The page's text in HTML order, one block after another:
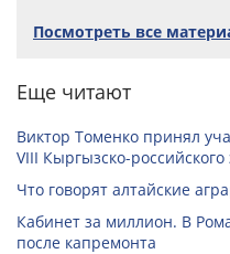
Посмотреть все
Еще читают
Виктор Томенко принял
VIII Кыргызско-
Что говорят алтайские
Кабинет за миллион. В
после капремонта